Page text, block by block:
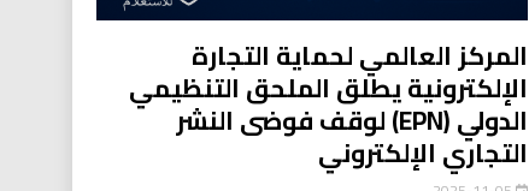
المركز العالمي لحماية التجارة
الإلكترونية يطلق الملحق التنظيمي
الدولي (EPN) لوقف فوضى النشر
التجاري الإلكتروني